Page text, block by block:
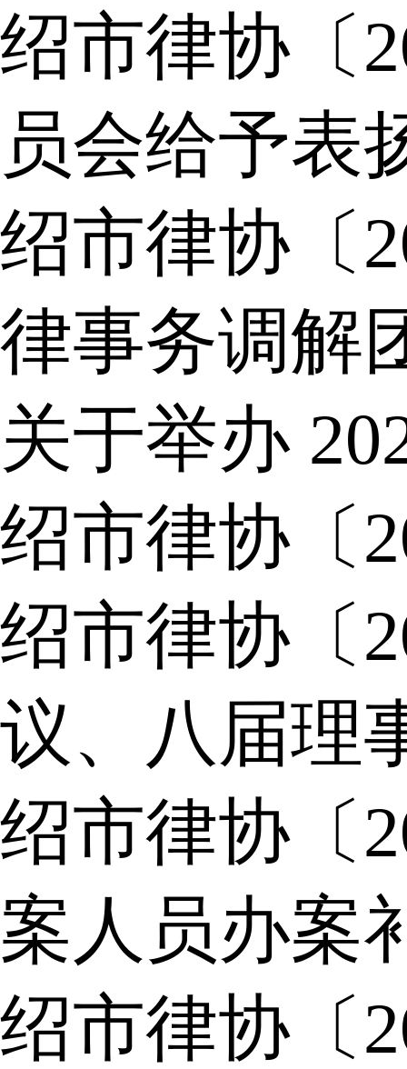
绍市律协〔
员会给予表
绍市律协〔
律事务调解
关于举办
绍市律协〔
绍市律协〔
议、八届理
绍市律协〔
案人员办案
绍市律协〔